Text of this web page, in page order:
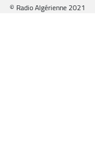
© Radio Algérienne 2021